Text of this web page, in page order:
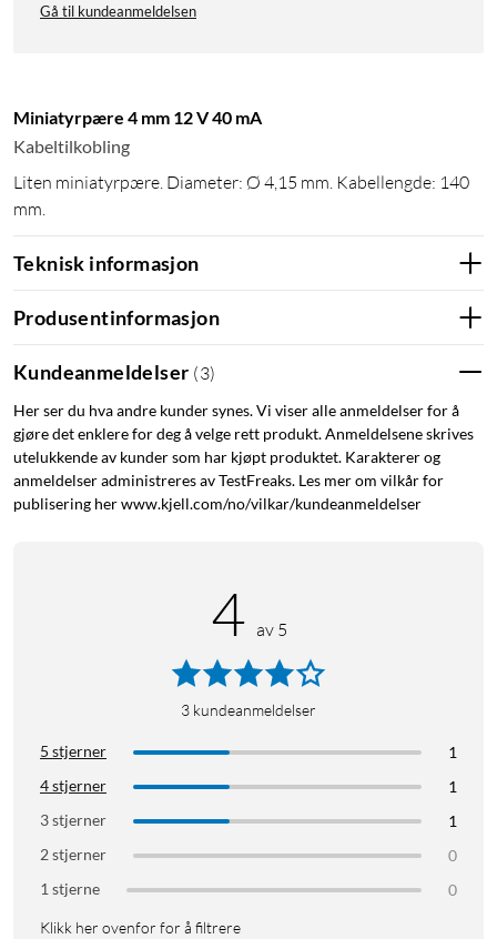
Gå til kundeanmeldelsen
Miniatyrpære 4 mm 12 V 40 mA
Kabeltilkobling
Liten miniatyrpære. Diameter: Ø 4,15 mm. Kabellengde: 140
mm.
Teknisk informasjon
Produsentinformasjon
Kundeanmeldelser (3)
Her ser du hva andre kunder synes. Vi viser alle anmeldelser for å
gjøre det enklere for deg å velge rett produkt. Anmeldelsene skrives
utelukkende av kunder som har kjøpt produktet. Karakterer og
anmeldelser administreres av TestFreaks. Les mer om vilkår for
publisering her www.kjell.com/no/vilkar/kundeanmeldelser
4 av 5
3 kundeanmeldelser
5 stjerner
1
4 stjerner
1
3 stjerner
1
2 stjerner
0
1 stjerne
0
Klikk her ovenfor for å filtrere